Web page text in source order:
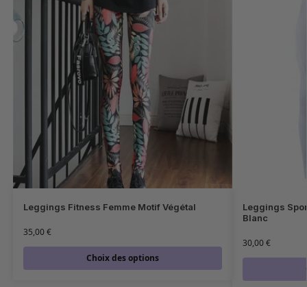
Leggings Fitness Femme Motif Végétal
35,00€
Choix des options
Leggings
Blanc
30,00€